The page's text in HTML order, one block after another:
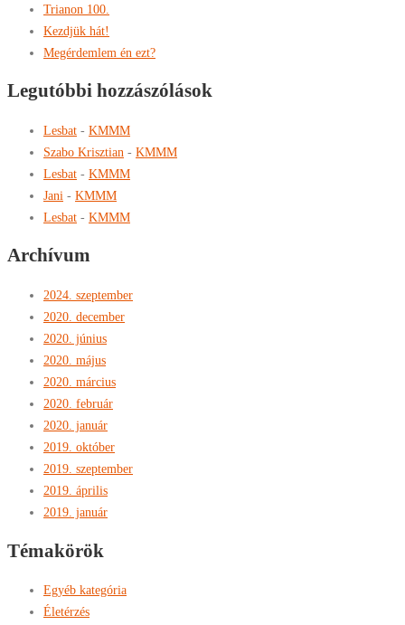
Trianon 100.
Kezdjük hát!
Megérdemlem én ezt?
Legutóbbi hozzászólások
Lesbat - KMMM
Szabo Krisztian - KMMM
Lesbat - KMMM
Jani - KMMM
Lesbat - KMMM
Archívum
2024. szeptember
2020. december
2020. június
2020. május
2020. március
2020. február
2020. január
2019. október
2019. szeptember
2019. április
2019. január
Témakörök
Egyéb kategória
Életérzés